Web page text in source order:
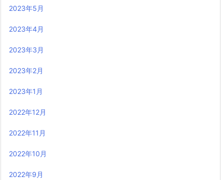
2023年5月
2023年4月
2023年3月
2023年2月
2023年1月
2022年12月
2022年11月
2022年10月
2022年9月